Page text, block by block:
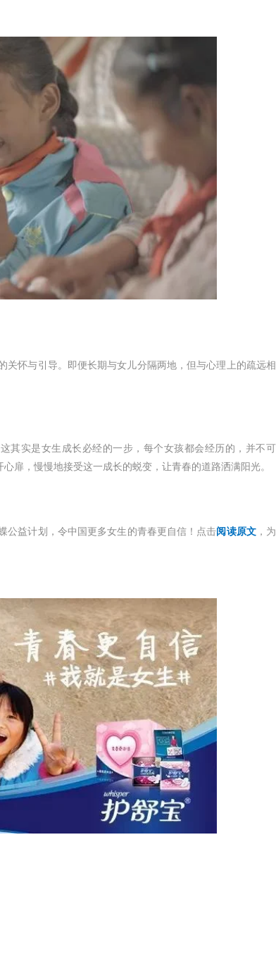
怀与引导。即便长期与女儿分隔两地，但与心理上的疏远相
其实是女生成长必经的一步，每个女孩都会经历的，并不可
扉，慢慢地接受这一成长的蜕变，让青春的道路洒满阳光。
公益计划，令中国更多女生的青春更自信！点击阅读原文，为